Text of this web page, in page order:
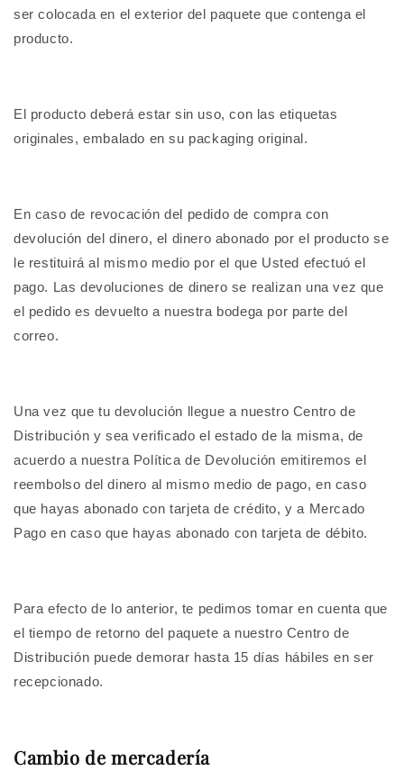
ser colocada en el exterior del paquete que contenga el
producto.
El producto deberá estar sin uso, con las etiquetas
originales, embalado en su packaging original.
En caso de revocación del pedido de compra con
devolución del dinero, el dinero abonado por el producto se
le restituirá al mismo medio por el que Usted efectuó el
pago. Las devoluciones de dinero se realizan una vez que
el pedido es devuelto a nuestra bodega por parte del
correo.
Una vez que tu devolución llegue a nuestro Centro de
Distribución y sea verificado el estado de la misma, de
acuerdo a nuestra Política de Devolución emitiremos el
reembolso del dinero al mismo medio de pago, en caso
que hayas abonado con tarjeta de crédito, y a Mercado
Pago en caso que hayas abonado con tarjeta de débito.
Para efecto de lo anterior, te pedimos tomar en cuenta que
el tiempo de retorno del paquete a nuestro Centro de
Distribución puede demorar hasta 15 días hábiles en ser
recepcionado.
Cambio de mercadería